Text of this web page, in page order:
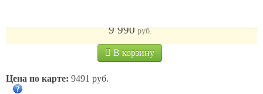
9 990 руб.
В корзину
Цена по карте: 9491 руб.